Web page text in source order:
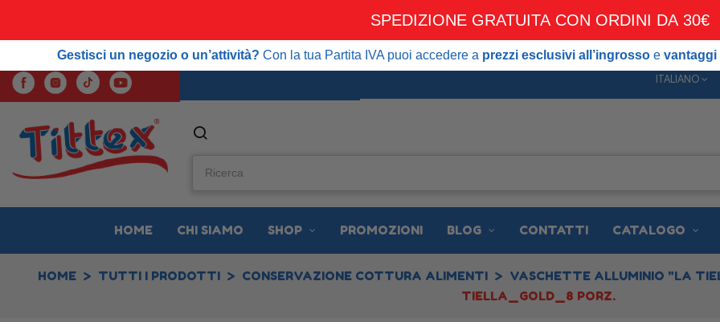
SPEDIZIONE GRATUITA CON ORDINI DA 30€
Gestisci un negozio o un’attività?Con la tua Partita IVA puoi accedere aprezzi esclusivi all’ingrossoevantaggi dedicati
ITALIANO
HOME CHI SIAMO SHOP PROMOZIONI BLOG CONTATTI CATALOGO
HOME TUTTI I PRODOTTI CONSERVAZIONE COTTURA ALIMENTI VASCHETTE ALLUMINIO "LA
TIELLA_GOLD_8 PORZ.
SPEDIZIONE GRATUITA CON ORDINI DA 30€
Gestisci un negozio o un’attività? Con la tua Partita IVA puoi accedere a prezzi esclusivi all’ingrossoe vantaggi